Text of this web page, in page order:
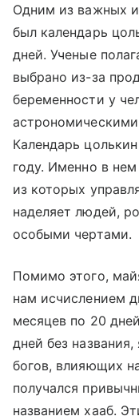
Одним из важных
был календарь
дней. Ученые
выбрано из-за
беременности у
Календарь
году. Именно в
из которых
наделяет людей,
особыми чертами.
Помимо этого,
нам исчислением
месяцев по 20
дней без
богов, влияющих
получался
названием хааб.